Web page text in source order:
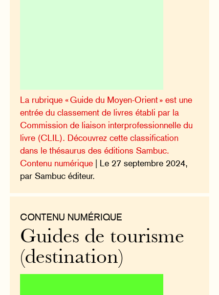
La rubrique « Guide du Moyen-Orient » est une
entrée du classement de livres établi par la
Commission de liaison interprofessionnelle du
livre (CLIL). Découvrez cette classification
dans le thésaurus des éditions Sambuc.
Contenu numérique | Le 27 septembre 2024,
par Sambuc éditeur.
CONTENU NUMÉRIQUE
Guides de tourisme
(destination)